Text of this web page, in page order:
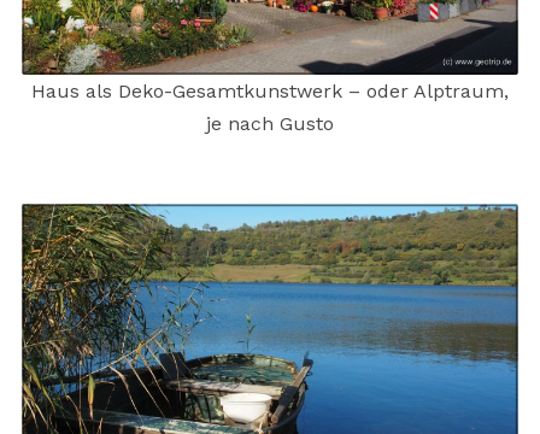
Haus als Deko-Gesamtkunstwerk – oder Alptraum,
je nach Gusto